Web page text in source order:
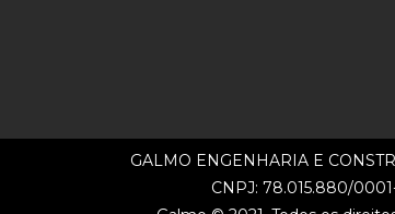
GALMO ENGENHARIA E
CNPJ: 78.015.880/